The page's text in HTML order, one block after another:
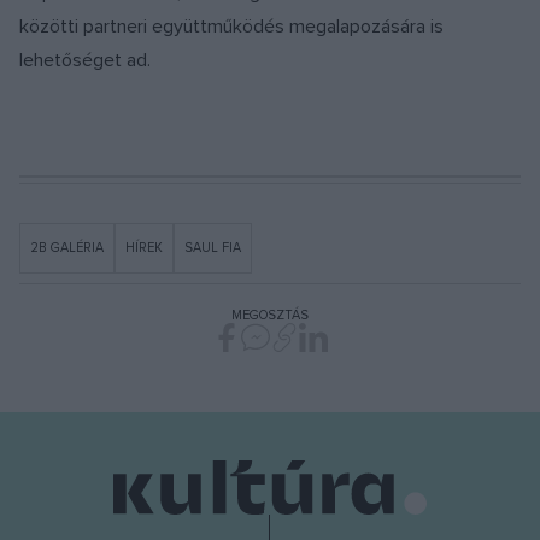
közötti partneri együttműködés megalapozására is
lehetőséget ad.
2B GALÉRIA HÍREK SAUL FIA
MEGOSZTÁS